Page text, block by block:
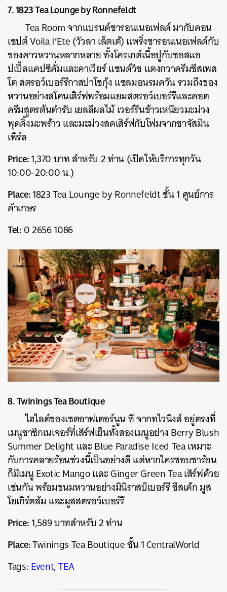
7. 1823 Tea Lounge by Ronnefeldt
Tea Room จากแบรนด์ชารอนเนอเฟลด์ มากับคอน
เซปต์ Voila I’Ete (วัวลา เล็ตเต้) แพริ่งชารอนเนอเฟลด์กับ
ของคาวหวานหลากหลาย ทั้งโครเกต์เนื้อปูกับซอสแอ
ปเปิ้ลแคปซิคั่มและคาเวียร์ แซนด์วิช แตงกวาครีมชีสเพส
โต สตรอว์เบอร์รีกาสปาโชกุ้ง แซลมอนรมควัน รวมถึงของ
หวานอย่างสโคนเสิร์ฟพร้อมแยมสตรอว์เบอร์รีและคอต
ครีมสูตรต้นตำรับ เยลลีผลไม้ เวอร์รีนข้าวเหนียวมะม่วง
พุดดิ้งมะพร้าว และมะม่วงสดเสิร์ฟกับโฟมจากชาจัสมิน
เพิร์ล
Price:1,370 บาท สำหรับ 2 ท่าน (เปิดให้บริการทุกวัน
10:00-20:00 น.)
Place:1823 Tea Lounge by Ronnefeldt ชั้น 1 ศูนย์การ
ค้าเกษร
Tel:0 2656 1086
8. Twinings Tea Boutique
ไฮไลต์ของเซตอาฟเตอร์นูน ที จากทไวนิงส์ อยู่ตรงที่
เมนูชาซิกเนเจอร์ที่เสิร์ฟเย็นทั้งสองเมนูอย่าง Berry Blush
Summer Delight และ Blue Paradise Iced Tea เหมาะ
กับการคลายร้อนช่วงนี้เป็นอย่างดี แต่หากใครชอบชาร้อน
ก็มีเมนู Exotic Mango และ Ginger Green Tea เสิร์ฟด้วย
เช่นกัน พร้อมขนมหวานอย่างมินิราสป์เบอร์รี ชีสเค้ก มูส
โยเกิร์ตส้ม และมูสสตรอว์เบอร์รี
Price:1,589 บาทสำหรับ 2 ท่าน
Place:Twinings Tea Boutique ชั้น 1 CentralWorld
Tags:Event,TEA